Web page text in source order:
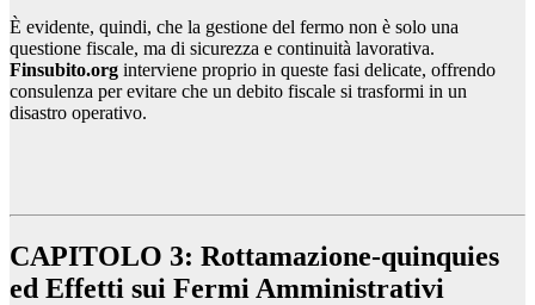
È evidente, quindi, che la gestione del fermo non è solo una
questione fiscale, ma di sicurezza e continuità lavorativa.
Finsubito.org interviene proprio in queste fasi delicate, offrendo
consulenza per evitare che un debito fiscale si trasformi in un
disastro operativo.
CAPITOLO 3: Rottamazione-quinquies
ed Effetti sui Fermi Amministrativi